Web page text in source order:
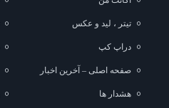
تیتر ، لید و عکس
دراپ کپ
صفحه اصلی – آخرین اخبار
هشدار ها